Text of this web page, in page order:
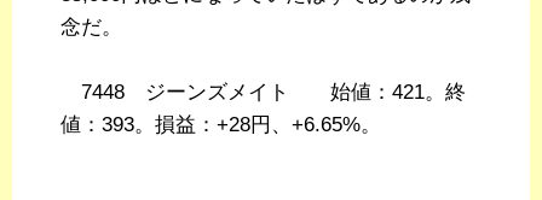
念だ。
7448 ジーンズメイト 始値：421。終
値：393。損益：+28円、+6.65%。